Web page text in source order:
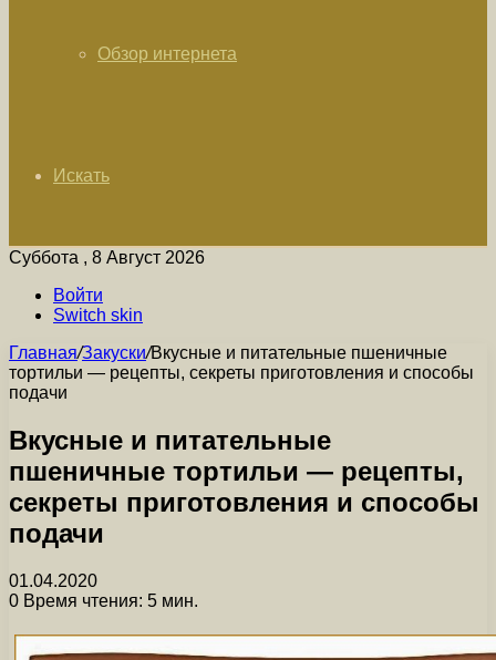
Обзор интернета
Искать
Суббота , 8 Август 2026
Войти
Switch skin
Главная/Закуски/Вкусные и питательные пшеничные
тортильи — рецепты, секреты приготовления и способы
подачи
Вкусные и питательные
пшеничные тортильи — рецепты,
секреты приготовления и способы
подачи
01.04.2020
0 Время чтения: 5 мин.